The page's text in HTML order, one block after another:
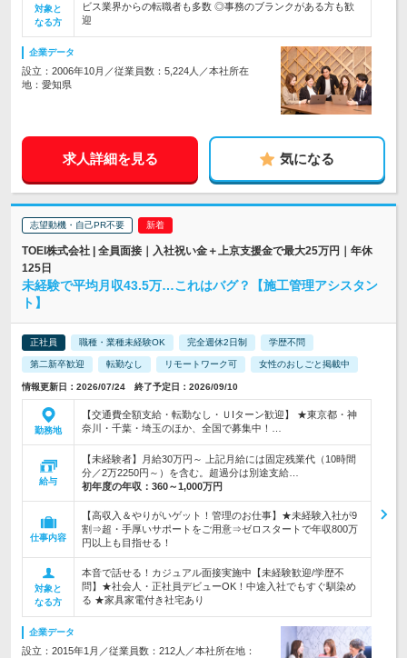
対象と
なる方
ビス業界からの転職者も多数 ◎事務のブランクがある方も歓
迎
企業データ
設立：2006年10月／従業員数：5,224人／本社所在
地：愛知県
求人詳細を見る 気になる
志望動機・自己PR不要
TOEI株式会社 | 全員面接｜入社祝い金＋上京支援金で最大25万円｜年休
125日
未経験で平均月収43.5万…これはバグ？【施工管理アシスタン
ト】
正社員 職種・業種未経験OK 完全週休2日制 学歴不問
第二新卒歓迎 転勤なし リモートワーク可 女性のおしごと掲載中
情報更新日：2026/07/24 終了予定日：2026/09/10
勤務地
【交通費全額支給・転勤なし・ＵIターン歓迎】 ★東京都・神
奈川・千葉・埼玉のほか、全国で募集中！…
給与
【未経験者】月給30万円～ 上記月給には固定残業代（10時間
分／2万2250円～）を含む。超過分は別途支給…
初年度の年収： 360～1,000万円
仕事内容
【高収入＆やりがいゲット！管理のお仕事】★未経験入社が9
割⇒超・手厚いサポートをご用意⇒ゼロスタートで年収800万
円以上も目指せる！
対象と
なる方
本音で話せる！カジュアル面接実施中【未経験歓迎/学歴不
問】★社会人・正社員デビューOK！中途入社でもすぐ馴染め
る ★家具家電付き社宅あり
企業データ
設立：2015年1月／従業員数：212人／本社所在地：